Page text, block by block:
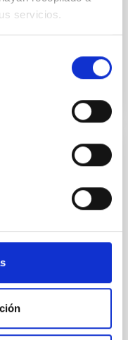
servicios.
pocos miles de
oscura y
de
(EST) ha dado
con el
el primer
con este
solar.
por un consorcio